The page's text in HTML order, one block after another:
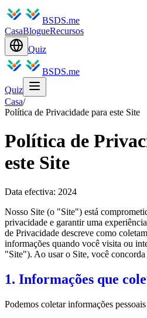
BSDS.me
CasaBlogueRecursos
Quiz
BSDS.me
Quiz
Casa/
Política de Privacidade para este Site
Política de
este Site
Data efectiva: 2024
Nosso Site (o "Site") está
privacidade e garantir uma
de Privacidade descreve como
informações quando você visita ou
"Site"). Ao usar o Site, você
1. Informações que
Podemos coletar informações